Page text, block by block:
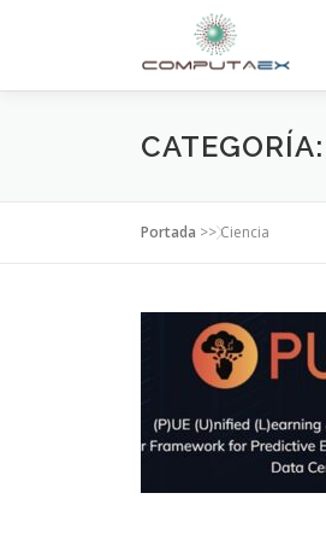
CATEGORÍA:
Portada >>Ciencia